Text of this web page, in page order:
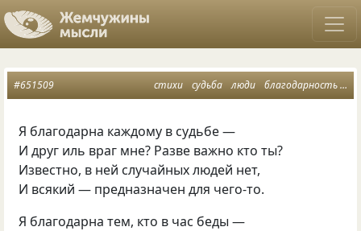
стихи судьба люди благодарность
#651509
Я благодарна каждому в судьбе —
И друг иль враг мне? Разве важно кто ты?
Известно, в ней случайных людей нет,
И всякий — предназначен для чего-то.
Я благодарна тем, кто в час беды —